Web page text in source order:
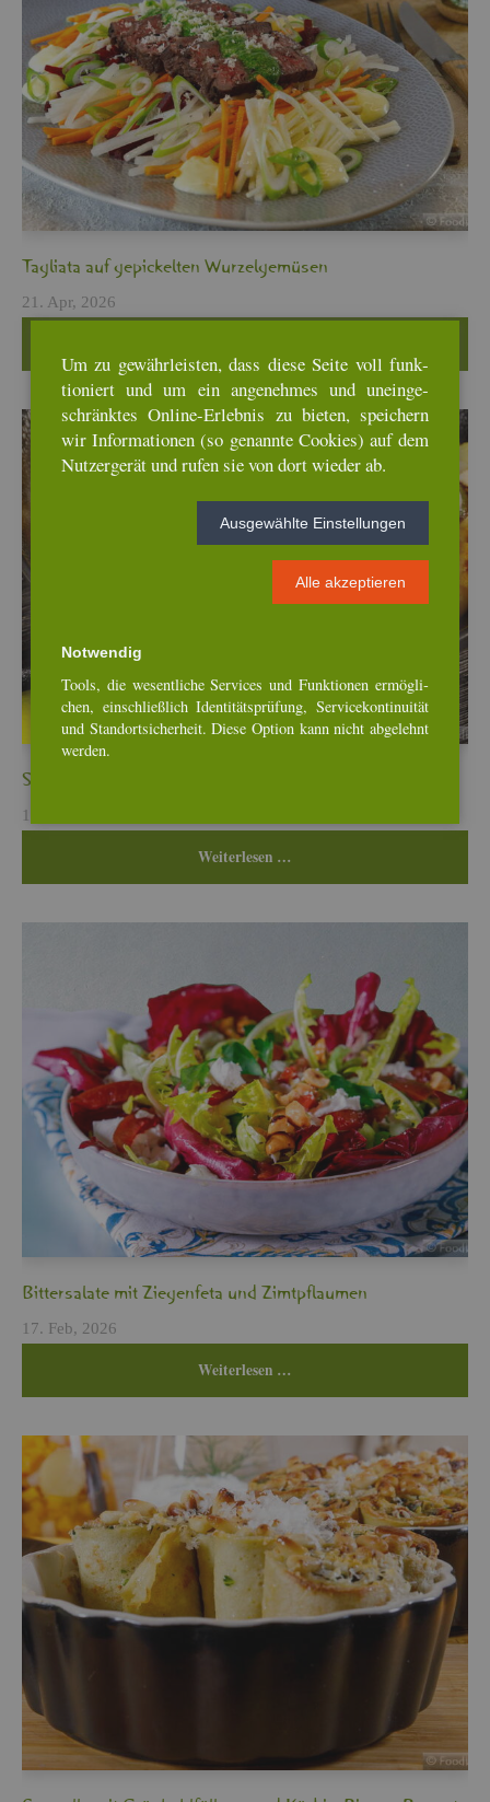
Ta­glia­ta auf ge­pi­ckel­ten Wur­zel­ge­mü­sen
21. Apr, 2026
Steck­rü­be-Ro­sen­kohl-Curry mit But­ter Chi­cken
12. Mär, 2026
Wei­ter­le­sen …
Bit­ter­sa­la­te mit Zie­gen­fe­ta und Zimt­pflau­men
17. Feb, 2026
Wei­ter­le­sen …
Um zu ge­währ­leis­ten, dass diese Seite voll funk­
tio­niert und um ein an­ge­neh­mes und un­ein­ge­
schränk­tes On­line-Er­leb­nis zu bie­ten, spei­chern
wir In­for­ma­tio­nen (so ge­nann­te Coo­kies) auf dem
Nut­zer­ge­rät und rufen sie von dort wie­der ab.
Aus­ge­wähl­te Ein­stel­lun­gen
Alle ak­zep­tie­ren
Not­wen­dig
Tools, die we­sent­li­che Ser­vices und Funk­tio­nen er­mög­li­
chen, ein­schlie­ß­lich Iden­ti­täts­prü­fung, Ser­vice­kon­ti­nui­tät
und Stand­ort­si­cher­heit. Diese Op­ti­on kann nicht ab­ge­lehnt
wer­den.